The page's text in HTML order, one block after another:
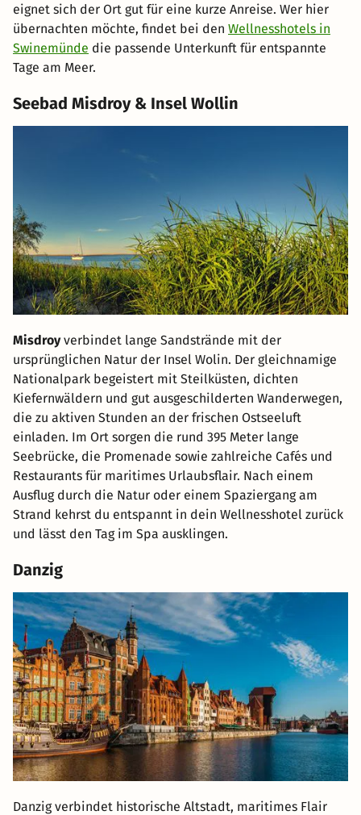
eignet sich der Ort gut für eine kurze Anreise. Wer hier
übernachten möchte, findet bei den Wellnesshotels in
Swinemünde die passende Unterkunft für entspannte
Tage am Meer.
Seebad Misdroy & Insel Wollin
Misdroyverbindet lange Sandstrände mit der
ursprünglichen Natur der Insel Wolin. Der gleichnamige
Nationalpark begeistert mit Steilküsten, dichten
Kiefernwäldern und gut ausgeschilderten Wanderwegen,
die zu aktiven Stunden an der frischen Ostseeluft
einladen. Im Ort sorgen die rund 395 Meter lange
Seebrücke, die Promenade sowie zahlreiche Cafés und
Restaurants für maritimes Urlaubsflair. Nach einem
Ausflug durch die Natur oder einem Spaziergang am
Strand kehrst du entspannt in dein Wellnesshotel zurück
und lässt den Tag im Spa ausklingen.
Danzig
Danzig verbindet historische Altstadt, maritimes Flair